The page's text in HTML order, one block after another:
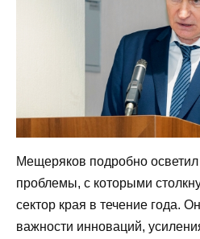
Мещеряков подробно
проблемы, с которыми
сектор края в течение года.
важности инноваций,